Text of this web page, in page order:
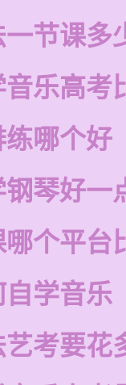
节课多
乐高考
哪个好
琴好一
个平台
学音乐
考要花